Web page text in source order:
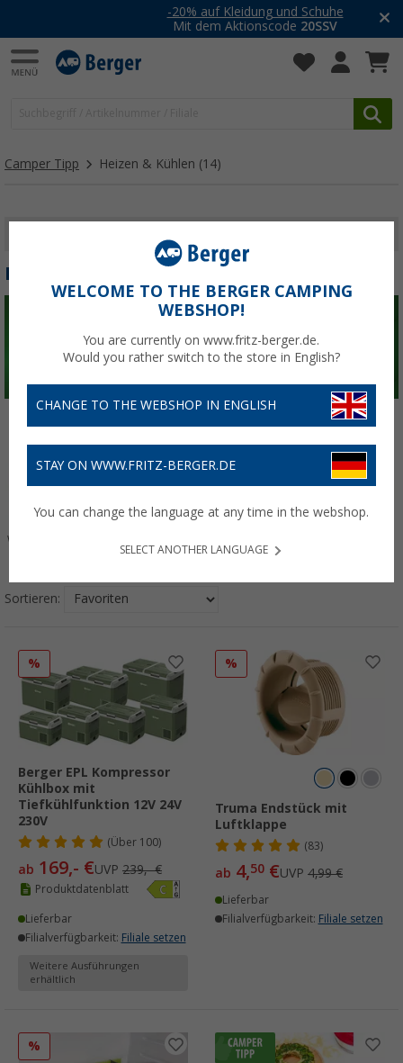
-20% auf Kleidung und Schuhe
Mit dem Aktionscode20SSV
Camper Tipp Heizen & Kühlen (14)
HEIZEN & KÜHLEN
Wasser & Sanitär
Freizeit
Sortieren:
%
Berger EPL Kompressor
Kühlbox mit
Tiefkühlfunktion 12V 24V
230V
(Über100)
ab 169,- €UVP 239,- €
Produktdatenblatt
Lieferbar
Filialverfügbarkeit: Filiale setzen
Weitere Ausführungen
erhältlich
%
Truma Endstück mit
Luftklappe
(83)
ab 4,50 €UVP 4,99 €
Lieferbar
Filialverfügbarkeit: Filiale setzen
%
WELCOME TO THE BERGER CAMPING
WEBSHOP!
You are currently on www.fritz-berger.de.
Would you rather switch to the store in English?
CHANGE TO THE WEBSHOP IN ENGLISH
STAY ON WWW.FRITZ-BERGER.DE
You can change the language at any time in the webshop.
SELECT ANOTHER LANGUAGE